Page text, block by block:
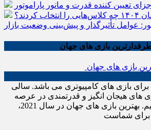
اجزای تعیین کننده قدرت و مانور پاراموتور
بازی های جهان
برای بازی های کامپیوتری می باشد. سالی
های هیجان انگیز و قدرتمندی در عرصه
های مختلف داشته باشیم. بهترین بازی های جهان در سال 2021،
برای شماست